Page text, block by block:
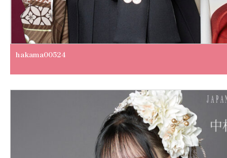
hakama00524